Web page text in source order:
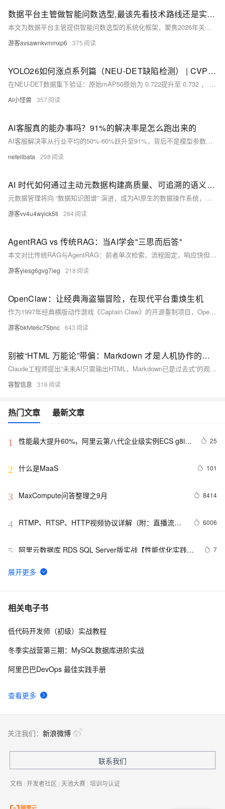
数据平台主管做智能问数选型,最该先看技术路线还是实施能力?
本文为数据平台主管提供智能问数选型的系统化框架，聚焦2026年关键矛盾：技术路线决定能力上限与长期成本曲线，实施能力决定上限能否落地。从四类主流路线（预置SQL、宽表、指标平台、本体语义层）对比出发，结合实施能力三要素（语义构建、知识校准、持续运营）与场景成熟度判断，助力企业在“先进性”与“可行性”间找到平衡点。
游客avsawnkvmmxp6 375
YOLO26如何涨点系列篇（NEU-DET缺陷检测） | CVPR2026 DEGConv方向引导边缘门控，破解细长裂缝检测难题 ，实现涨点
在NEU-DET数据集下验证：原始mAP50原始为 0.722提升至 0.732 ， R 原始为 0.643 提升至 0.682 ， mAP50-95原始为0.407提升至0.413
AI小怪兽 357
AI客服真的能办事吗？91%的解决率是怎么跑出来的
AI客服解决率从行业平均的50%-60%跃升至91%，背后不是模型参数的堆叠，而是知识、流程、工具和运营四层能力的系统性重构。多数企业卡在"能回答"到"能办事"的跨越上，根源在于把AI客服当问答机器人用，而非当作可执行任务的服务岗位。拆解91.3%解决率的真实路径，关键在知识运营、流程拆解、工具调用和人机协同的闭环设计。
nefelibata 298
AI 时代如何通过主动元数据构建高质量、可追溯的语义底座？
元数据管理将向 “数据知识图谱” 演进，成为AI原生的数据操作系统，驱动数据的自描述、自治理与自服务。
游客vv4u4wyick5ti 284
AgentRAG vs 传统RAG：当AI学会"三思而后答"
本文对比传统RAG与AgentRAG：前者单次检索、流程固定，响应快但容错差；后者引入ReAct循环机制，支持多轮自适应检索、深度意图分析、工具动态调用与结果多维评估，显著提升复杂问题回答质量。二者互补而非替代。
游客yiesg6gvg7ieg 218
OpenClaw：让经典海盗猫冒险，在现代平台重焕生机
作为1997年经典横版动作游戏《Captain Claw》的开源重制项目，OpenClaw不仅实现了对原版游戏玩法、画面的精准复刻，更通过底层技术优化，解决了原版游戏在现代平台上的运行痛点。与简单的模拟器复刻不同，OpenClaw采用C++从零重构游戏引擎，兼顾了经典体验的还原度与现代设备的性能适配性。本文将从性能优化核心、硬件适配范围、实际场景帧率表现、跨平台性能差异及优化建议五个维度，全面解析OpenClaw的性能优势与潜在提升空间，为玩家提供更具参考价值的体验指南。
游客bkfvte6c75bnc 643
别被“HTML 万能论”带偏：Markdown 才是人机协作的真正基石
Claude工程师提出“未来AI只需输出HTML，Markdown已是过去式”的观点。本文从AI底层运行逻辑、Token经济学、注意力机制与真实协作场景出发，指出该观点混淆了表现层与数据层，低估了人类微调的必要性。Markdown之所以不可替代，恰恰因为它信息纯净、容错高、对人与AI都极为友好——它是未来很长一段时间里的“认知JSON”。
容智信息 316
热门文章 最新文章
1
性能最大提升60%，阿里云第八代企业级实例ECS g8i正
25
2 什么是MaaS 101
3 MaxCompute问答整理之9月 8414
4 RTMP、RTSP、HTTP视频协议详解（附：直播流地
6006
5
阿里云数据库 RDS SQL Server版实战【性能优化实践、
7
6 大公开！动画制作只需要拥有这几款工具！
7 Oracle数据库的非归档模式迁移到归档模式
8 二分法查找，用少量的步数找到目标
相关电子书
查看更多
低代码开发师（初级）实战教程
冬季实战营第三期：MySQL数据库进阶实战
阿里巴巴DevOps 最佳实践手册
关注我们： 新浪微博
联系我们
文档 | 开发者社区 | 天池大赛 | 培训与认证